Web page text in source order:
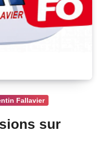
Fallavier
sur